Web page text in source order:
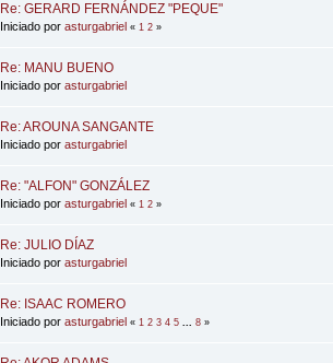
Re: GERARD FERNÁNDEZ "PEQUE"
Iniciado porasturgabriel «1 2 »
Re: MANU BUENO
Iniciado porasturgabriel
Re: AROUNA SANGANTE
Iniciado porasturgabriel
Re: "ALFON" GONZÁLEZ
Iniciado porasturgabriel «1 2 »
Re: JULIO DÍAZ
Iniciado porasturgabriel
Re: ISAAC ROMERO
Iniciado porasturgabriel «1 2 3 4 5 ...8 »